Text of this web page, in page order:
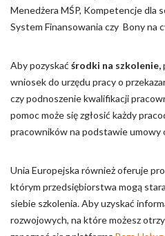
Menedżera MŚP, Kompetencje dla
System Finansowania czy Bony na
Aby pozyskać środki na szkolenie,
wniosek do urzędu pracy o
czy podnoszenie kwalifikacji
pomoc może się zgłosić każdy
pracowników na podstawie umowy
Unia Europejska również oferuje
którym przedsiębiorstwa mogą
siebie szkolenia. Aby uzyskać
rozwojowych, na które możesz
Zapisz moje